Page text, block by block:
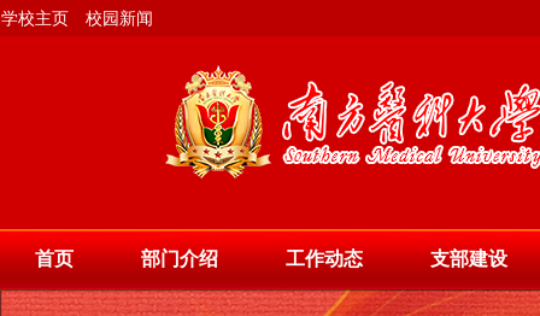
学校主页 校园新闻
首页 部门介绍 工作动态 支部建设